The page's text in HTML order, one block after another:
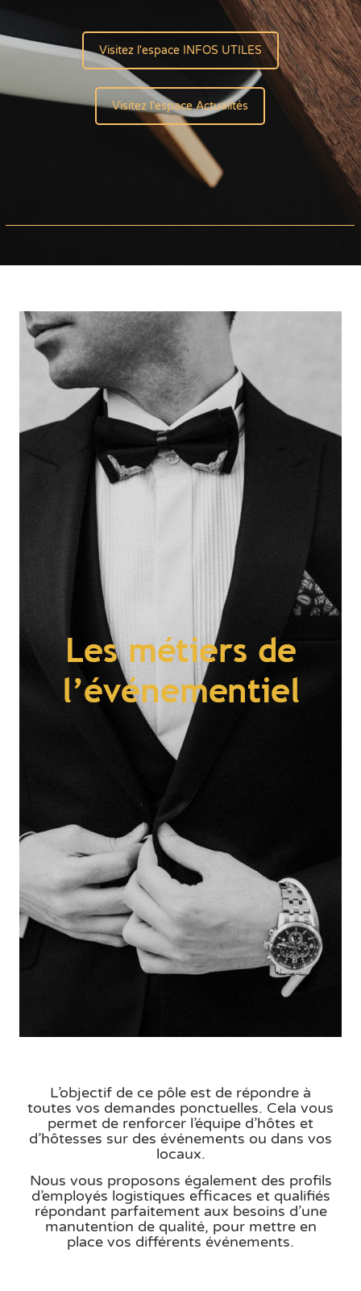
Visitez l'espace INFOS UTILES
Visitez l'espace Actualités
L’objectif de ce pôle est de répondre à
toutes vos demandes ponctuelles. Cela vous
permet de renforcer l’équipe d’hôtes et
d’hôtesses sur des événements ou dans vos
locaux.
Nous vous proposons également des profils
d’employés logistiques efficaces et qualifiés
répondant parfaitement aux besoins d’une
manutention de qualité, pour mettre en
place vos différents événements.